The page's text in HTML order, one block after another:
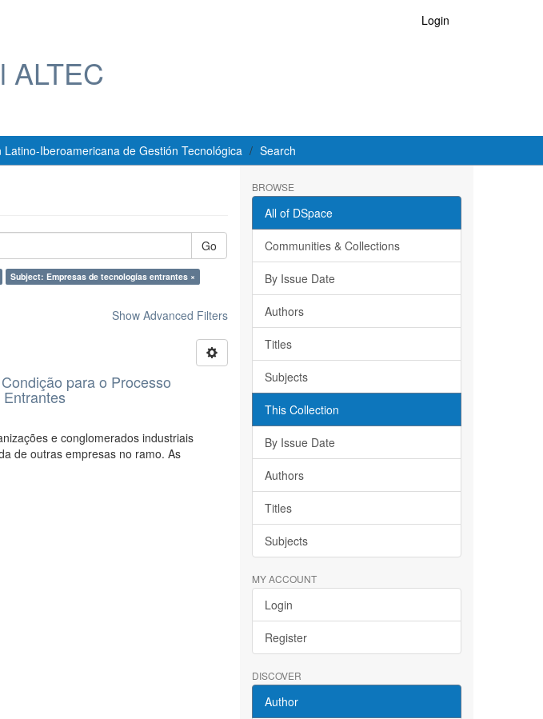
ALTEC
Login
Iberoamericana de Gestión Tecnológica Search
Go
Subject: Empresas de tecnologías entrantes ×
Show Advanced Filters
para o Processo
e conglomerados industriais
de outras empresas no ramo. As
BROWSE
All of DSpace
Communities & Collections
By Issue Date
Authors
Titles
Subjects
This Collection
By Issue Date
Authors
Titles
Subjects
MY ACCOUNT
Login
Register
DISCOVER
Author